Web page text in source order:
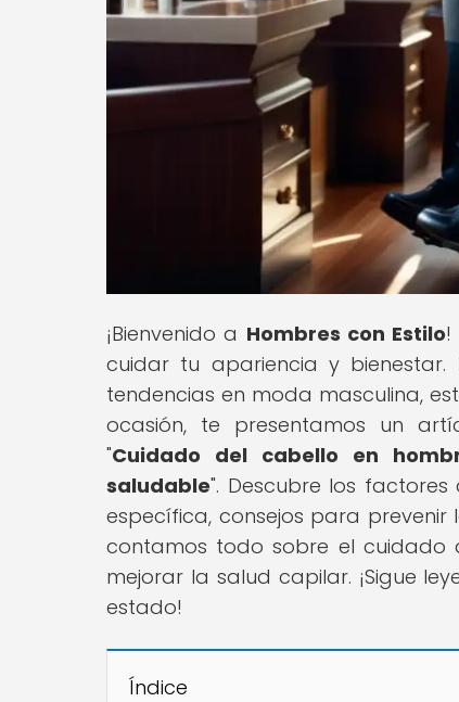
¡Bienvenido a Hombres con Estilo!
cuidar tu apariencia y
tendencias en moda masculina,
ocasión, te presentamos un
"Cuidado del cabello en
saludable". Descubre los
específica, consejos para
contamos todo sobre el cuidado
mejorar la salud capilar. ¡Sigue
estado!
Índice